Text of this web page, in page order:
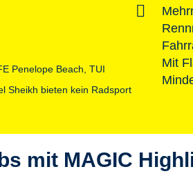
Penelope Beach, TUI
Sheikh bieten kein Radsport
Mit
mit MAGIC